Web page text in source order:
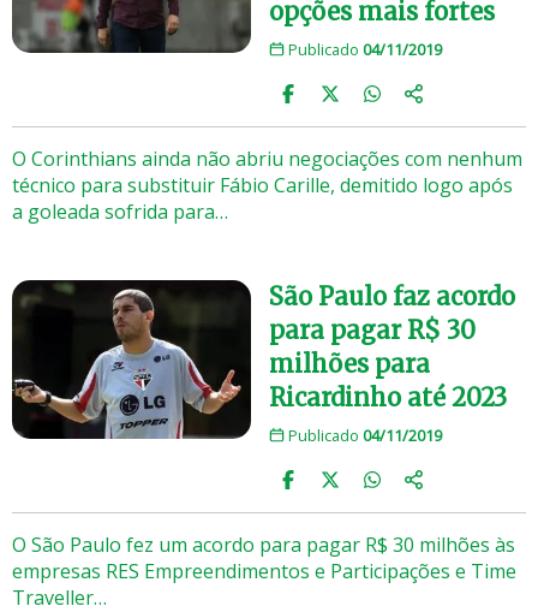
opções mais fortes
Publicado 04/11/2019
O Corinthians ainda não abriu negociações com nenhum
técnico para substituir Fábio Carille, demitido logo após
a goleada sofrida para…
São Paulo faz acordo
para pagar R$ 30
milhões para
Ricardinho até 2023
Publicado 04/11/2019
O São Paulo fez um acordo para pagar R$ 30 milhões às
empresas RES Empreendimentos e Participações e Time
Traveller…